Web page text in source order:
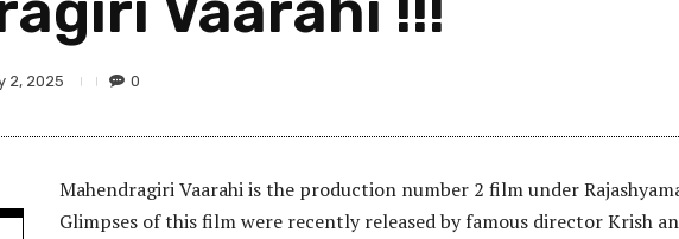
2, 2025 0
Mahendragiri Vaarahi is the production number 2 film under
Glimpses of this film were recently released by famous director Krish